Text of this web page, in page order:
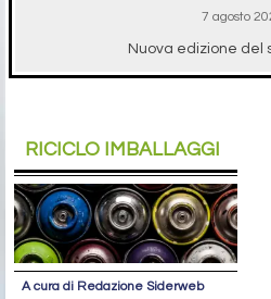
7 agosto
Nuova edizione del
RICICLO IMBALLAGGI
A cura di Redazione Siderweb